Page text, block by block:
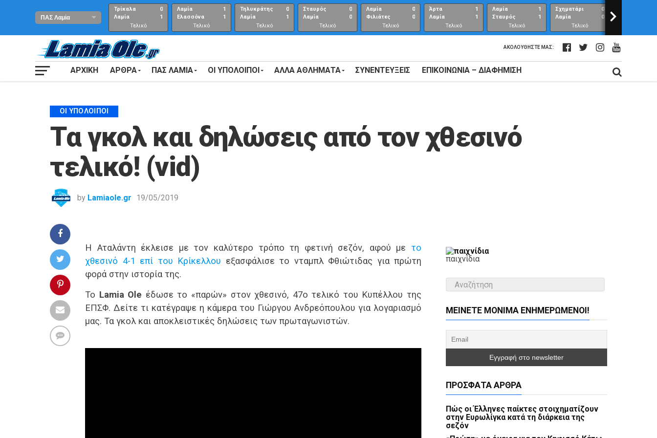
Τρίκαλα
Λαμία
0
1
Τελικό
αποτέλεσμα
Λαμία
Ελασσόνα
1
1
Τελικό
Αποτέλεσμα
Τηλυκράτης
Λαμία
0
1
Τελικό
αποτέλεσμα
Σταυρός
Λαμία
0
0
Τελικό
αποτέλεσμα
Λαμία
Φιλιάτες
0
0
Τελικό
Αποτέλεσμα
Άρτα
Λαμία
1
1
Τελικό
αποτέλεσμα
Λαμία
Σταυρός
1
1
Τελικό
αποτέλεσμα
Σχηματάρι
Λαμία
0
0
Τελικό
αποτέλεσμα
>
ΑΚΟΛΟΥΘΉΣΤΕ ΜΑΣ:
ΑΡΧΙΚΗ ΑΡΘΡΑ ΠΑΣ ΛΑΜΙΑ ΟΙ ΥΠΟΛΟΙΠΟΙ ΑΛΛΑ ΑΘΛΗΜΑΤΑ ΣΥΝΕΝΤΕΎΞΕΙΣ ΕΠΙΚΟΙΝΩΝΊΑ – ΔΙΑΦΉΜΙΣΗ
ΟΙ ΥΠΌΛΟΙΠΟΙ
Τα γκολ και δηλώσεις από τον χθεσινό
τελικό! (vid)
by Lamiaole.gr 19/05/2019
Η Αταλάντη έκλεισε με τον καλύτερο τρόπο τη φετινή σεζόν, αφού με το
χθεσινό 4-1 επί του Κρίκελλου εξασφάλισε το νταμπλ Φθιώτιδας για πρώτη
φορά στην ιστορία της.
Το Lamia Ole έδωσε το «παρών» στον χθεσινό, 47ο τελικό του Κυπέλλου της
ΕΠΣΦ. Δείτε τι κατέγραψε η κάμερα του Γιώργου Ανδρεόπουλου για λογαριασμό
μας. Τα γκολ και αποκλειστικές δηλώσεις των πρωταγωνιστών.
παιχνίδια
ΜΕΊΝΕΤΕ ΜΌΝΙΜΑ ΕΝΗΜΕΡΏΜΕΝΟΙ!
ΠΡΌΣΦΑΤΑ ΆΡΘΡΑ
Πώς οι Έλληνες παίκτες στοιχηματίζουν
στην Ευρωλίγκα κατά τη διάρκεια της
σεζόν